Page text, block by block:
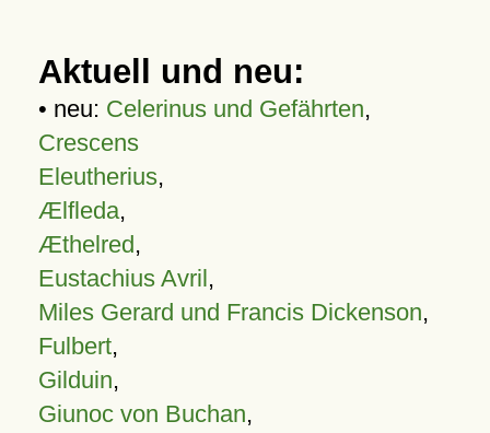
Aktuell und neu:
• neu: Celerinus und Gefährten,
Crescens
Eleutherius,
Ælfleda,
Æthelred,
Eustachius Avril,
Miles Gerard und Francis Dickenson,
Fulbert,
Gilduin,
Giunoc von Buchan,